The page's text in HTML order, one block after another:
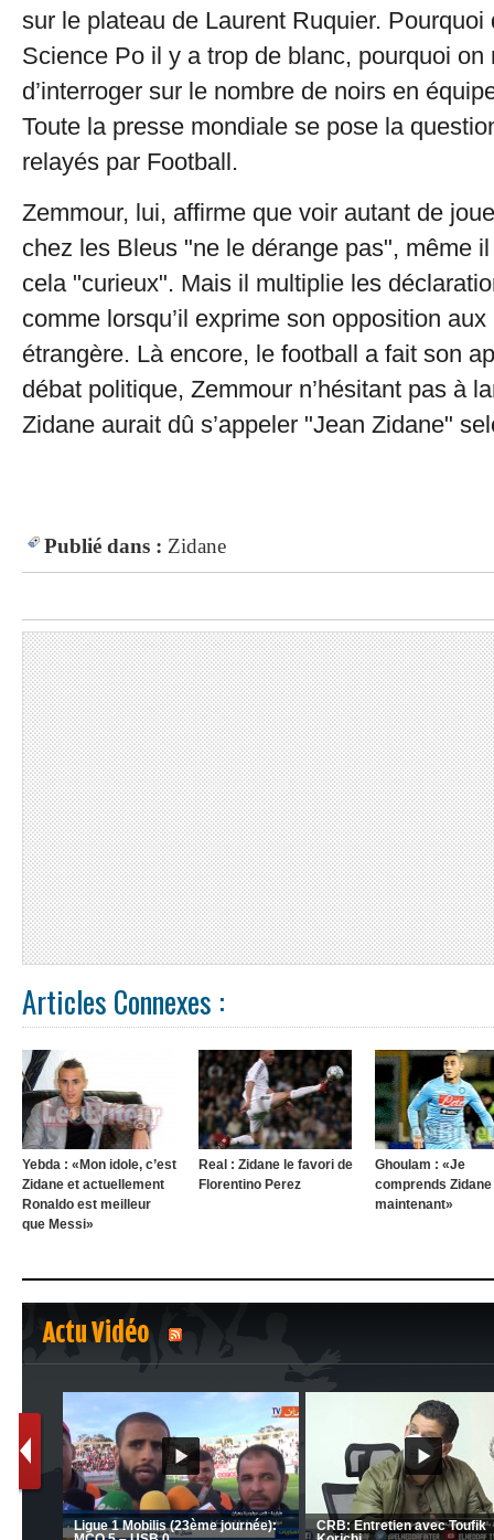
sur le plateau de Laurent Ruquier. Pourquoi
Science Po il y a trop de blanc, pourquoi on
d’interroger sur le nombre de noirs en
Toute la presse mondiale se pose la
relayés par Football.
Zemmour, lui, affirme que voir autant de
chez les Bleus "ne le dérange pas", même
cela "curieux". Mais il multiplie les
comme lorsqu’il exprime son opposition aux
étrangère. Là encore, le football a fait son
débat politique, Zemmour n’hésitant pas à
Zidane aurait dû s’appeler "Jean Zidane"
Publié dans : Zidane
Articles Connexes :
Yebda : «Mon idole, c’est
Zidane et actuellement
Ronaldo est meilleur
que Messi»
Real : Zidane le favori de
Florentino Perez
Ghoulam : «Je
comprends Zidane
maintenant»
Actu Vidéo
1 2
MCA: Kaci-Saïd évoque le
succès du Mouloudia face
JSK: Brahim Zafour évoque la